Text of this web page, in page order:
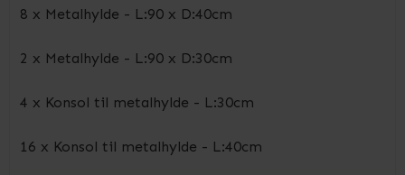
8 x Metalhylde - L:90 x D:40cm
2 x Metalhylde - L:90 x D:30cm
4 x Konsol til metalhylde - L:30cm
16 x Konsol til metalhylde - L:40cm